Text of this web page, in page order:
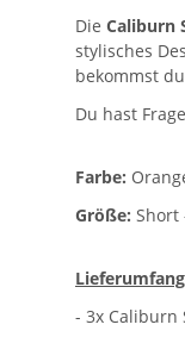
Die Caliburn
stylisches
bekommst
Du hast
Farbe:
Größe: Short
Lieferumfang
- 3x Caliburn